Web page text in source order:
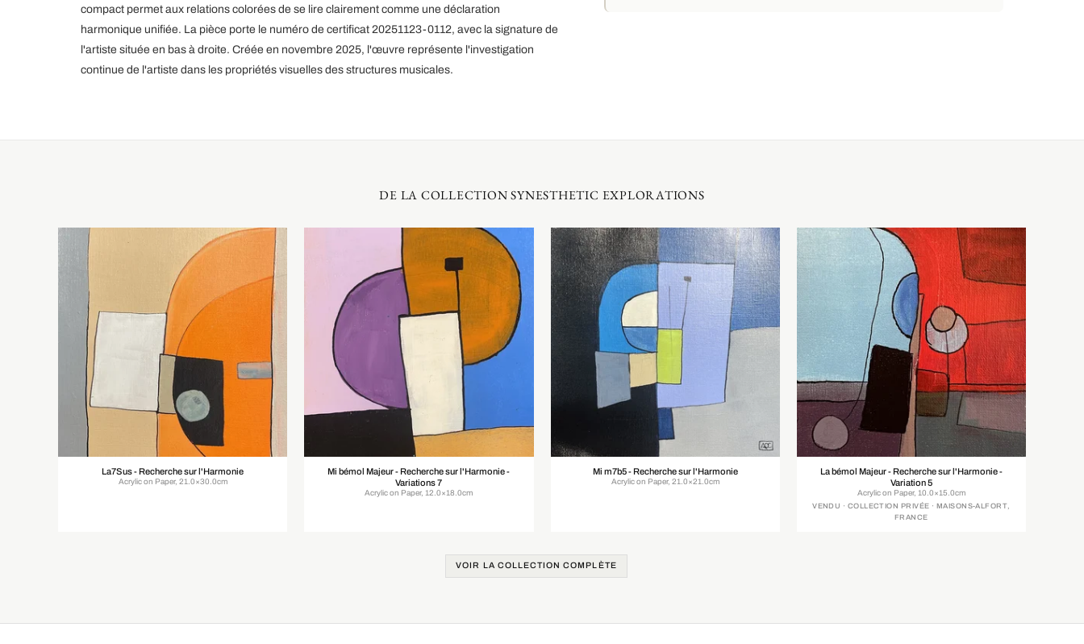
compact permet aux relations colorées de se lire clairement comme une déclaration
harmonique unifiée. La pièce porte le numéro de certificat 20251123-0112, avec la signature de
l'artiste située en bas à droite. Créée en novembre 2025, l'œuvre représente l'investigation
continue de l'artiste dans les propriétés visuelles des structures musicales.
DE LA COLLECTION SYNESTHETIC EXPLORATIONS
La7Sus - Recherche sur l'Harmonie
Acrylic on Paper, 21.0×30.0cm
Mi bémol Majeur - Recherche sur l'Harmonie -
Variations 7
Acrylic on Paper, 12.0×18.0cm
Mi m7b5 - Recherche sur l'Harmonie
Acrylic on Paper, 21.0×21.0cm
La bémol Majeur - Recherche sur l'Harmonie -
Variation 5
Acrylic on Paper, 10.0×15.0cm
VENDU · COLLECTION PRIVÉE · MAISONS-ALFORT,
FRANCE
VOIR LA COLLECTION COMPLÈTE